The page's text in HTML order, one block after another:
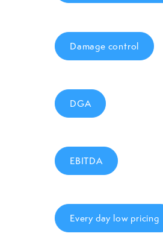
Damage control
DGA
EBITDA
Every day low pricing